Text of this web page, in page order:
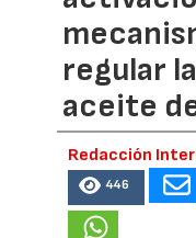
regular
aceite
Redacción
446